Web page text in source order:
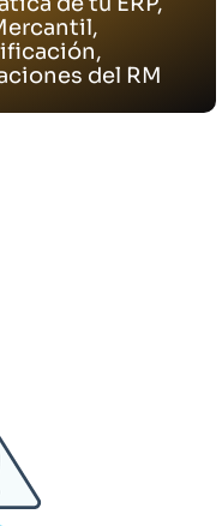
del RM